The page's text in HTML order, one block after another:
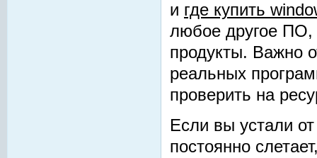
и где купить
любое другое ПО,
продукты. Важно
реальных
проверить на
Если вы устали
постоянно